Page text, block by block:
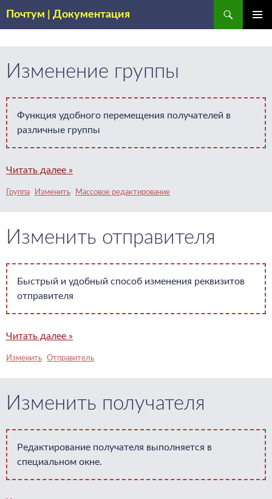
Почтум | Документация
Изменение группы
Функция удобного перемещения получателей в
различные группы
Читать далее »
Группа Изменить Массовое редактирование
Изменить отправителя
Быстрый и удобный способ изменения реквизитов
отправителя
Читать далее »
Изменить Отправитель
Изменить получателя
Редактирование получателя выполняется в
специальном окне.